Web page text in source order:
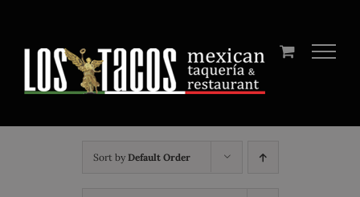
content
Sort by Default Order